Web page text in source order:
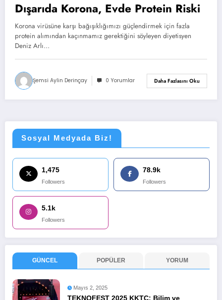
Dışarıda Korona, Evde Protein Riski
Korona virüsüne karşı bağışıklığımızı güçlendirmek için fazla
protein alımından kaçınmamız gerektiğini söyleyen diyetisyen
Deniz Arlı…
Şemsi Aylin Derinçay 0 Yorumlar Daha Fazlasını Oku
Sosyal Medyada Biz!
1,475
Followers
78.9k
Followers
5.1k
Followers
GÜNCEL POPÜLER YORUM
Mayıs 2, 2025
TEKNOFEST 2025 KKTC: Bilim ve